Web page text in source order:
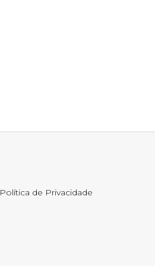
Política de Privacidade